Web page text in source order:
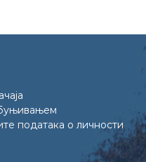
података о личности